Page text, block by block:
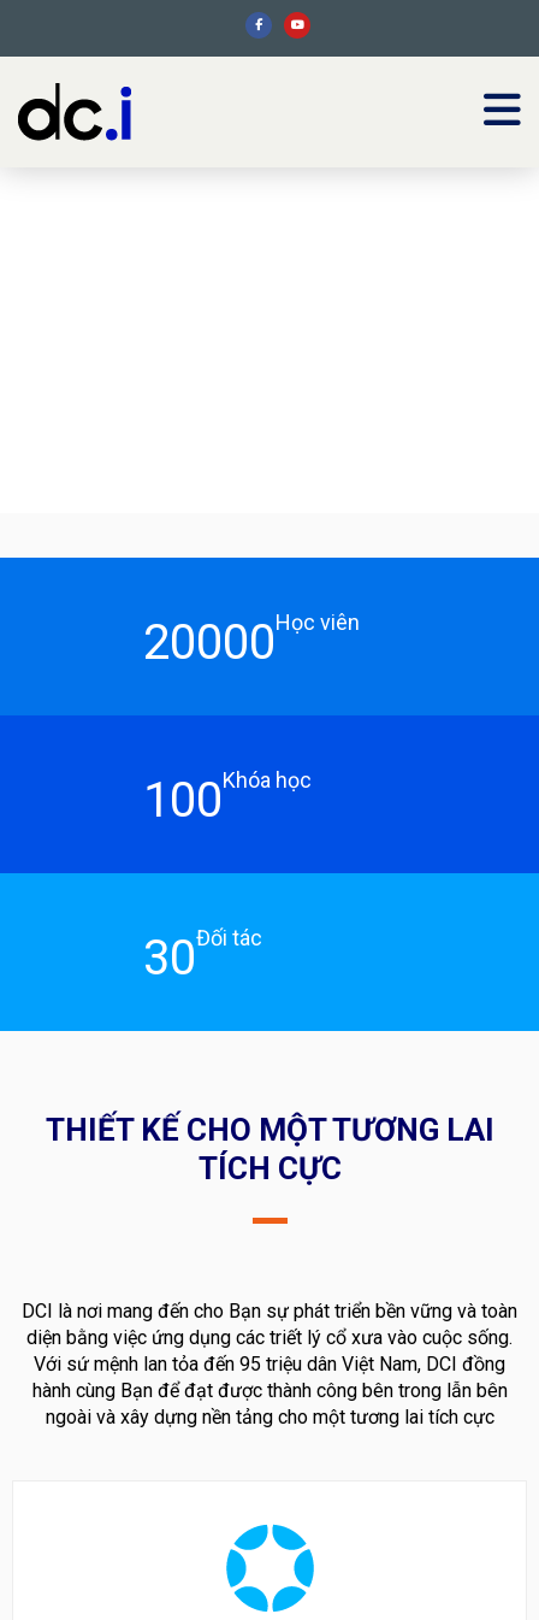
20000Học viên
100Khóa học
30Đối tác
THIẾT KẾ CHO MỘT TƯƠNG LAI
TÍCH CỰC
DCI là nơi mang đến cho Bạn sự phát triển bền vững và toàn
diện bằng việc ứng dụng các triết lý cổ xưa vào cuộc sống.
Với sứ mệnh lan tỏa đến 95 triệu dân Việt Nam, DCI đồng
hành cùng Bạn để đạt được thành công bên trong lẫn bên
ngoài và xây dựng nền tảng cho một tương lai tích cực